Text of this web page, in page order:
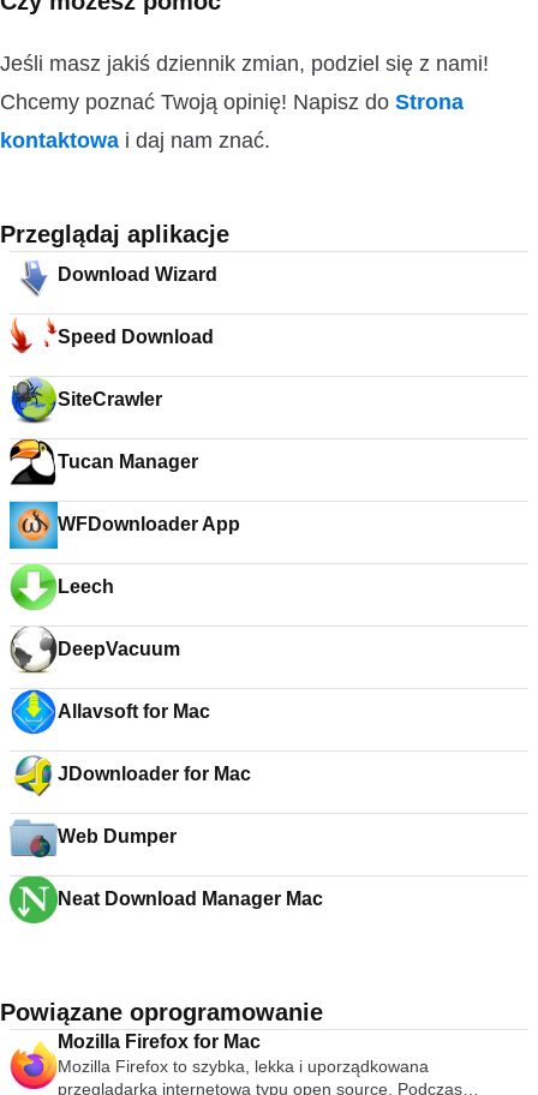
Jeśli masz jakiś dziennik zmian, podziel się z nami!
Chcemy poznać Twoją opinię! Napisz do Strona
kontaktowa i daj nam znać.
Przeglądaj aplikacje
Download Wizard
Speed Download
SiteCrawler
Tucan Manager
WFDownloader App
Leech
DeepVacuum
Allavsoft for Mac
JDownloader for Mac
Web Dumper
Neat Download Manager Mac
Powiązane oprogramowanie
Mozilla Firefox for Mac
Mozilla Firefox to szybka, lekka i uporządkowana
przeglądarka internetowa typu open source. Podczas